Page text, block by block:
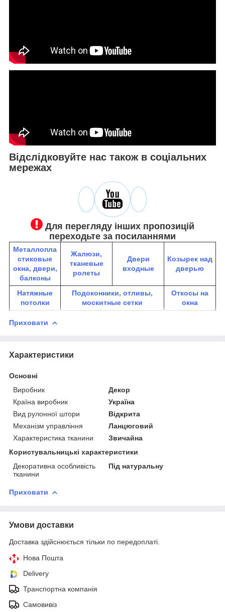
Відслідковуйте нас також в соціальних
мережах
Для перегляду інших пропозицій
переходьте за посиланнями
Металлопла
стиковые
окна, двери,
балконы
Жалюзи,
тканевые
ролеты
Двери
входные
Козырек над
дверью
Натяжные
потолки
Подоконники, отливы,
москитные сетки
Откосы на
окна
Приховати
Характеристики
Основні
Виробник
Декор
Країна виробник
Україна
Вид рулонної штори
Відкрита
Механізм управління
Ланцюговий
Характеристика тканини
Звичайна
Користувальницькі характеристики
Декоративна особливість
тканини
Під натуральну
Приховати
Умови доставки
Доставка здійснюється тільки по передоплаті.
Нова Пошта
Delivery
Транспортна компанія
Самовивіз